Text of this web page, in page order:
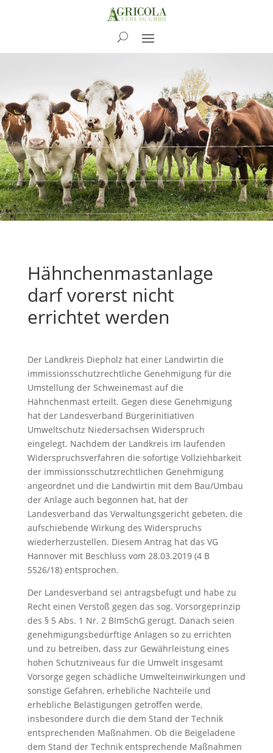
News
Hähnchenmastanlage
darf vorerst nicht
errichtet werden
Der Landkreis Diepholz hat einer Landwirtin die
immissionsschutzrechtliche Genehmigung für die
Umstellung der Schweinemast auf die
Hähnchenmast erteilt. Gegen diese Genehmigung
hat der Landesverband Bürgerinitiativen
Umweltschutz Niedersachsen Widerspruch
eingelegt. Nachdem der Landkreis im laufenden
Widerspruchsverfahren die sofortige Vollziehbarkeit
der immissionsschutzrechtlichen Genehmigung
angeordnet und die Landwirtin mit dem Bau/Umbau
der Anlage auch begonnen hat, hat der
Landesverband das Verwaltungsgericht gebeten, die
aufschiebende Wirkung des Widerspruchs
wiederherzustellen. Diesem Antrag hat das VG
Hannover mit Beschluss vom 28.03.2019 (4 B
5526/18) entsprochen.
Der Landesverband sei antragsbefugt und habe zu
Recht einen Verstoß gegen das sog. Vorsorgeprinzip
des § 5 Abs. 1 Nr. 2 BImSchG gerügt. Danach seien
genehmigungsbedürftige Anlagen so zu errichten
und zu betreiben, dass zur Gewährleistung eines
hohen Schutzniveaus für die Umwelt insgesamt
Vorsorge gegen schädliche Umwelteinwirkungen und
sonstige Gefahren, erhebliche Nachteile und
erhebliche Belästigungen getroffen werde,
insbesondere durch die dem Stand der Technik
entsprechenden Maßnahmen. Ob die Beigeladene
dem Stand der Technik entsprechende Maßnahmen